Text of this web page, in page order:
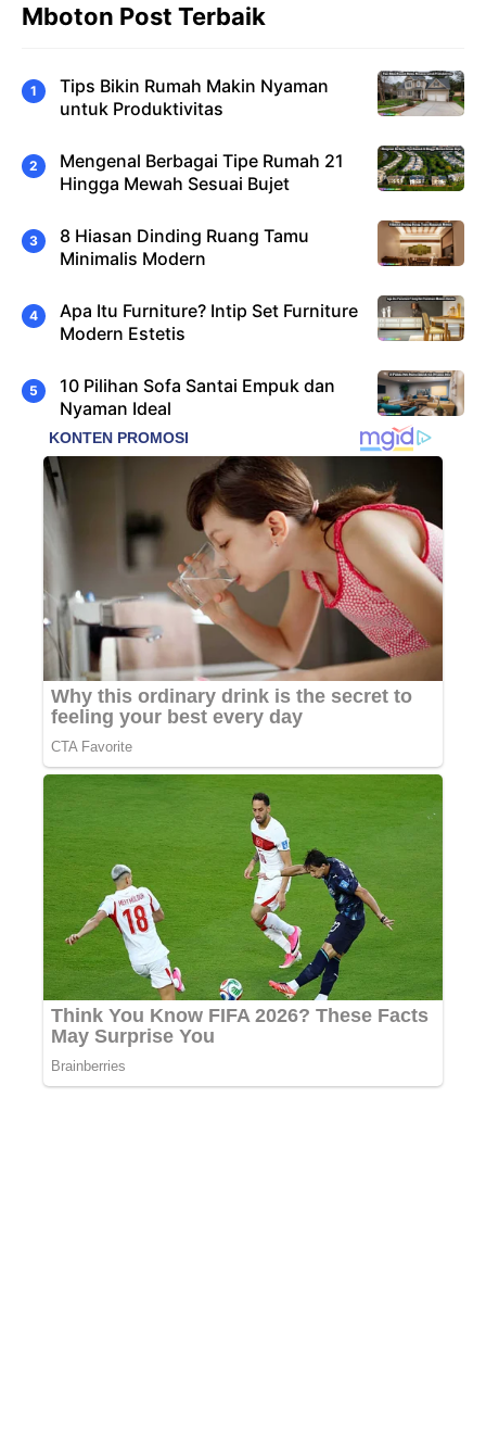
Mboton Post Terbaik
Tips Bikin Rumah Makin Nyaman
untuk Produktivitas
Mengenal Berbagai Tipe Rumah 21
Hingga Mewah Sesuai Bujet
8 Hiasan Dinding Ruang Tamu
Minimalis Modern
Apa Itu Furniture? Intip Set Furniture
Modern Estetis
10 Pilihan Sofa Santai Empuk dan
Nyaman Ideal